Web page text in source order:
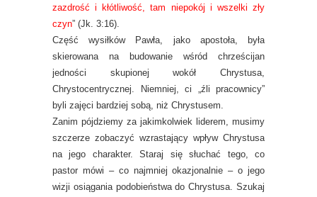
zazdrość i kłótliwość, tam niepokój i wszelki zły
czyn” (Jk. 3:16).
Część wysiłków Pawła, jako apostoła, była
skierowana na budowanie wśród chrześcijan
jedności skupionej wokół Chrystusa,
Chrystocentrycznej. Niemniej, ci „źli pracownicy”
byli zajęci bardziej sobą, niż Chrystusem.
Zanim pójdziemy za jakimkolwiek liderem, musimy
szczerze zobaczyć wzrastający wpływ Chrystusa
na jego charakter. Staraj się słuchać tego, co
pastor mówi – co najmniej okazjonalnie – o jego
wizji osiągania podobieństwa do Chrystusa. Szukaj